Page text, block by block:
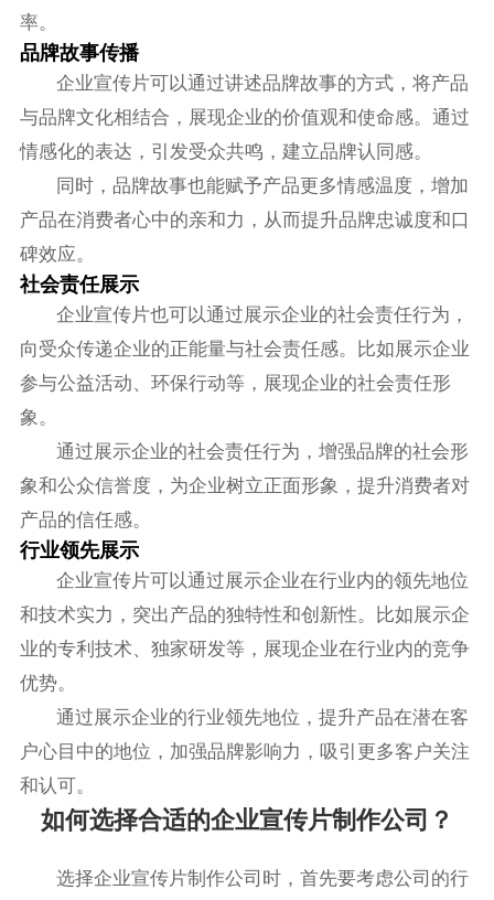
率。
品牌故事传播
企业宣传片可以通过讲述品牌故事的方式，将产品
与品牌文化相结合，展现企业的价值观和使命感。通过
情感化的表达，引发受众共鸣，建立品牌认同感。
同时，品牌故事也能赋予产品更多情感温度，增加
产品在消费者心中的亲和力，从而提升品牌忠诚度和口
碑效应。
社会责任展示
企业宣传片也可以通过展示企业的社会责任行为，
向受众传递企业的正能量与社会责任感。比如展示企业
参与公益活动、环保行动等，展现企业的社会责任形
象。
通过展示企业的社会责任行为，增强品牌的社会形
象和公众信誉度，为企业树立正面形象，提升消费者对
产品的信任感。
行业领先展示
企业宣传片可以通过展示企业在行业内的领先地位
和技术实力，突出产品的独特性和创新性。比如展示企
业的专利技术、独家研发等，展现企业在行业内的竞争
优势。
通过展示企业的行业领先地位，提升产品在潜在客
户心目中的地位，加强品牌影响力，吸引更多客户关注
和认可。
如何选择合适的企业宣传片制作公司？
选择企业宣传片制作公司时，首先要考虑公司的行